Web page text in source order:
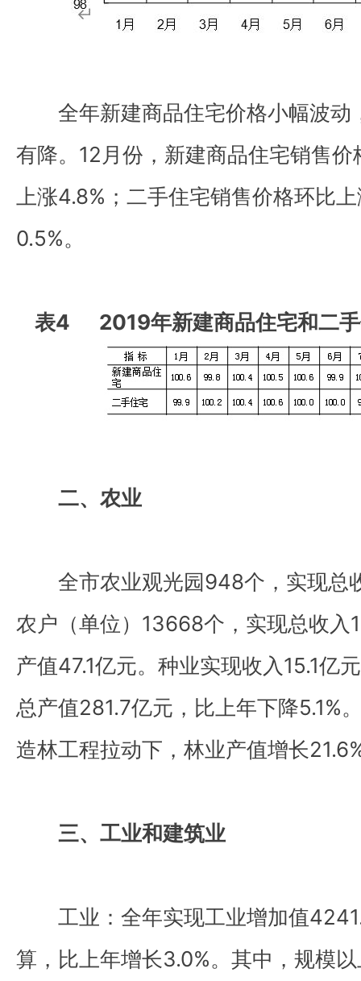
全年新建商品住宅价格小幅波动
有降。12月份，新建商品住宅销售
上涨4.8%；二手住宅销售价格环比
0.5%。
表4 2019年新建商品住宅和二手
二、农业
全市农业观光园948个，实现总
农户（单位）13668个，实现总收入
产值47.1亿元。种业实现收入15.1亿
总产值281.7亿元，比上年下降5.1%
造林工程拉动下，林业产值增长
三、工业和建筑业
工业：全年实现工业增加值
算，比上年增长3.0%。其中，规模